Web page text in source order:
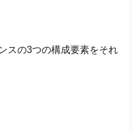
スの3つの構成要素をそれ